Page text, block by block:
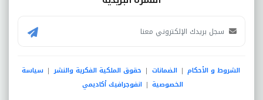
الشروط و الأحكام | الضمانات | حقوق الملكية الفكرية والنشر | سياسة
الخصوصية | انفوجرافيك أكاديمي